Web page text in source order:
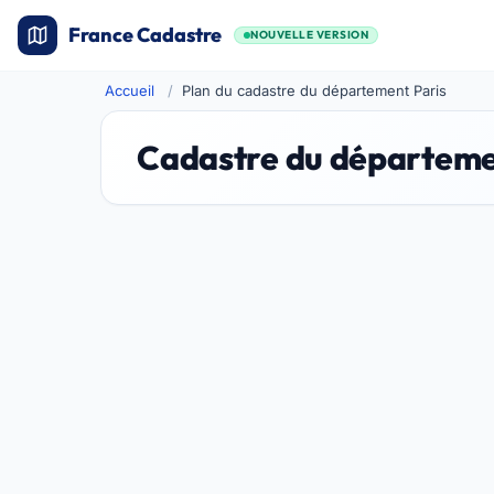
France Cadastre NOUVELLE VERSION
Accueil Plan du cadastre du département Paris
Cadastre du